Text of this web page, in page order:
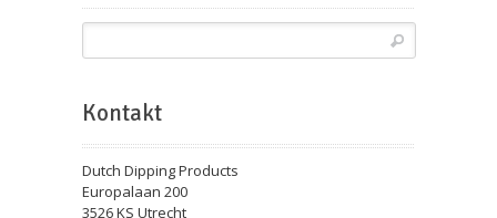
Kontakt
Dutch Dipping Products
Europalaan 200
3526 KS Utrecht